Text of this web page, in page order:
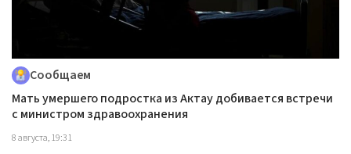
Сообщаем
Мать умершего подростка из Актау добивается встречи
с министром здравоохранения
8 августа, 19:31